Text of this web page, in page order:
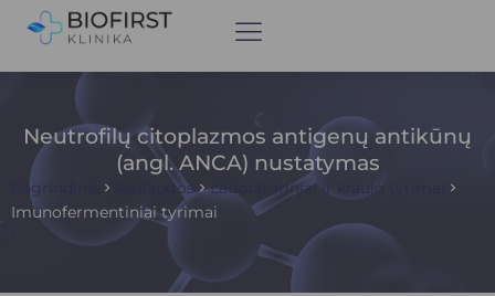
Neutrofilų citoplazmos antigenų antikūnų
(angl. ANCA) nustatymas
Pagrindinis Paslaugos
Laboratoriniai ir kraujo tyrimai
Imunofermentiniai tyrimai